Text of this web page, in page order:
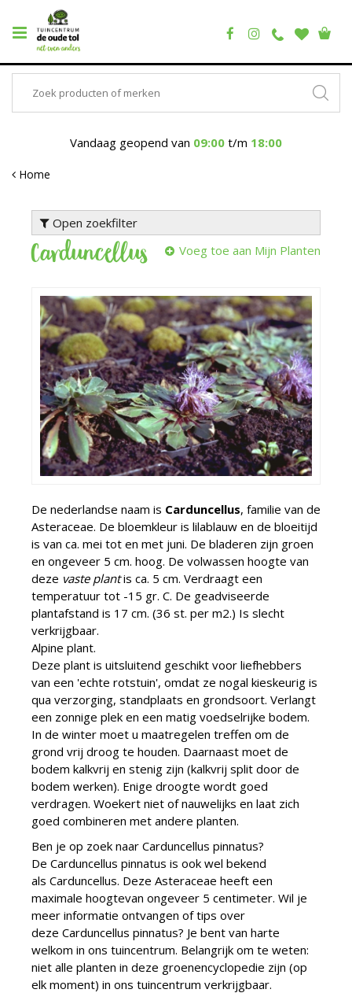
Vandaag geopend van 09:00 t/m 18:00
Home
Open zoekfilter
Carduncellus Voeg toe aan Mijn Planten
De nederlandse naam is Carduncellus, familie van de
Asteraceae. De bloemkleur is lilablauw en de bloeitijd
is van ca. mei tot en met juni. De bladeren zijn groen
en ongeveer 5 cm. hoog. De volwassen hoogte van
deze vaste plantis ca. 5 cm. Verdraagt een
temperatuur tot -15 gr. C. De geadviseerde
plantafstand is 17 cm. (36 st. per m2.) Is slecht
verkrijgbaar.
Alpine plant.
Deze plant is uitsluitend geschikt voor liefhebbers
van een 'echte rotstuin', omdat ze nogal kieskeurig is
qua verzorging, standplaats en grondsoort. Verlangt
een zonnige plek en een matig voedselrijke bodem.
In de winter moet u maatregelen treffen om de
grond vrij droog te houden. Daarnaast moet de
bodem kalkvrij en stenig zijn (kalkvrij split door de
bodem werken). Enige droogte wordt goed
verdragen. Woekert niet of nauwelijks en laat zich
goed combineren met andere planten.
Ben je op zoek naar Carduncellus pinnatus?
De Carduncellus pinnatus is ook wel bekend
als Carduncellus. Deze Asteraceae heeft een
maximale hoogtevan ongeveer 5 centimeter. Wil je
meer informatie ontvangen of tips over
deze Carduncellus pinnatus? Je bent van harte
welkom in ons tuincentrum. Belangrijk om te weten:
niet alle planten in deze groenencyclopedie zijn (op
elk moment) in ons tuincentrum verkrijgbaar.